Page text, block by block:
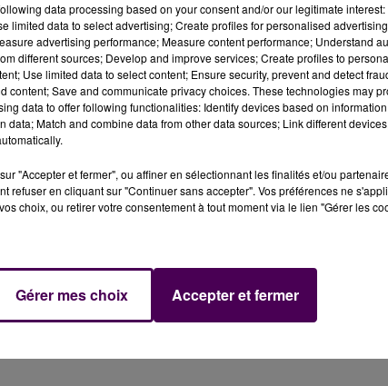
"ZOOTOPIE
LINH SE LANCE DANS SA PREMIÈRE
TOURNÉE, ET ELLE PASSE PAR
BOURGES...
AU VIEUX-
MILLÉNAIRE DE CAEN : UN FINAL
data processing based on your consent and/or our legitimate
limited data to select advertising; Create profiles for personalised
advertising performance; Measure content performance; Understand
different sources; Develop and improve services; Create profiles to
Use limited data to select content; Ensure security, prevent and detect
content; Save and communicate privacy choices. These technologies may
data to offer following functionalities: Identify devices based on
data; Match and combine data from other data sources; Link different
"Accepter et fermer", ou affiner en sélectionnant les finalités et/ou
refuser en cliquant sur "Continuer sans accepter". Vos préférences ne
choix, ou retirer votre consentement à tout moment via le lien "Gérer les
Gérer mes choix Accepter et fermer